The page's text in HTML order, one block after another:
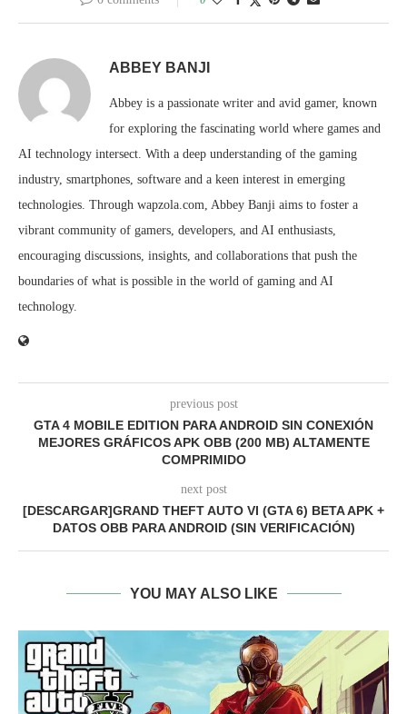
ABBEY BANJI
Abbey is a passionate writer and avid gamer, known
for exploring the fascinating world where games and
AI technology intersect. With a deep understanding of the gaming
industry, smartphones, software and a keen interest in emerging
technologies. Through wapzola.com, Abbey Banji aims to foster a
vibrant community of gamers, developers, and AI enthusiasts,
encouraging discussions, insights, and collaborations that push the
boundaries of what is possible in the world of gaming and AI
technology.
previous post
GTA 4 MOBILE EDITION PARA ANDROID SIN CONEXIÓN
MEJORES GRÁFICOS APK OBB (200 MB) ALTAMENTE
COMPRIMIDO
next post
[DESCARGAR]GRAND THEFT AUTO VI (GTA 6) BETA APK +
DATOS OBB PARA ANDROID (SIN VERIFICACIÓN)
YOU MAY ALSO LIKE